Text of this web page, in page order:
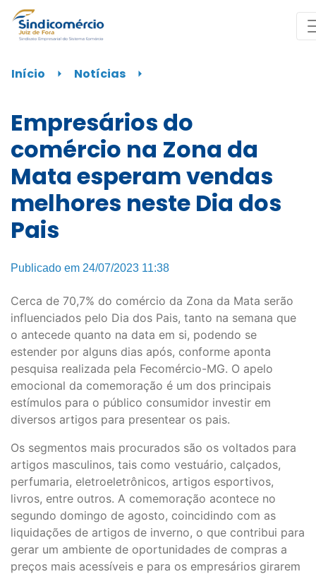
Início ⏵ Notícias ⏵
Empresários do
comércio na Zona da
Mata esperam vendas
melhores neste Dia dos
Pais
Publicado em 24/07/2023 11:38
Cerca de 70,7% do comércio da Zona da Mata serão
influenciados pelo Dia dos Pais, tanto na semana que
o antecede quanto na data em si, podendo se
estender por alguns dias após, conforme aponta
pesquisa realizada pela Fecomércio-MG. O apelo
emocional da comemoração é um dos principais
estímulos para o público consumidor investir em
diversos artigos para presentear os pais.
Os segmentos mais procurados são os voltados para
artigos masculinos, tais como vestuário, calçados,
perfumaria, eletroeletrônicos, artigos esportivos,
livros, entre outros. A comemoração acontece no
segundo domingo de agosto, coincidindo com as
liquidações de artigos de inverno, o que contribui para
gerar um ambiente de oportunidades de compras a
preços mais acessíveis e para os empresários girarem